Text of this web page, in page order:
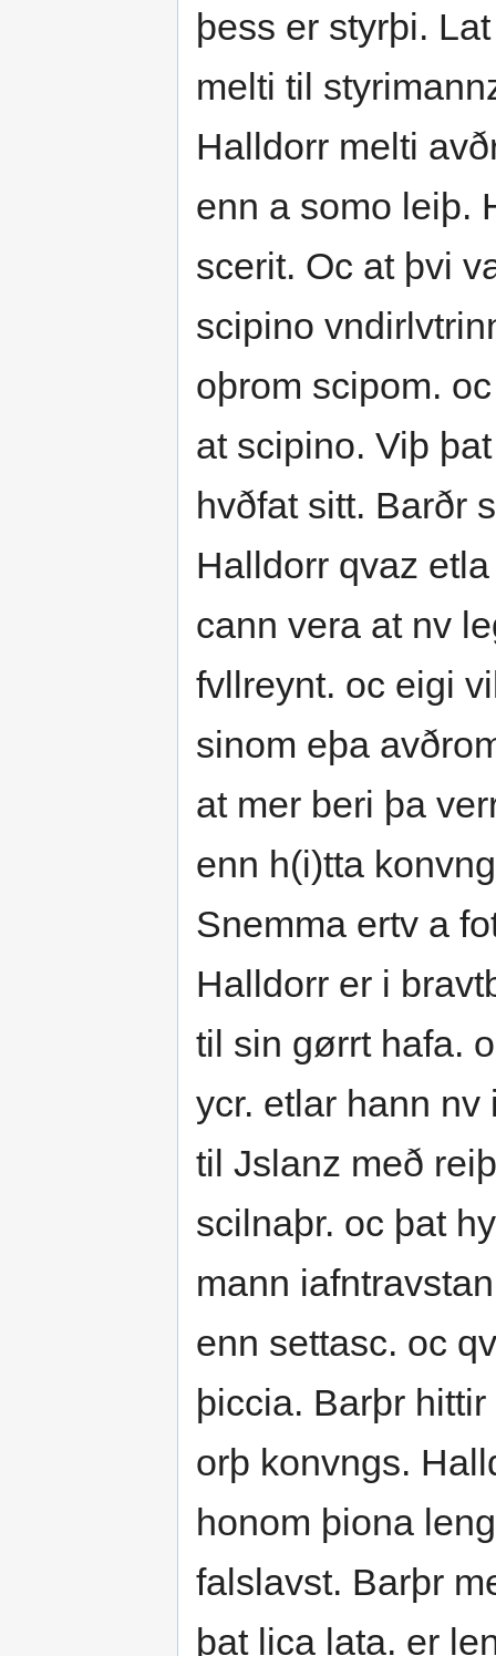
þess er styrþi.
melti til
Halldorr melti
enn a somo leiþ.
scerit. Oc at þvi
scipino
oþrom scipom.
at scipino. Viþ
hvðfat sitt. Barðr
Halldorr qvaz
cann vera at nv
fvllreynt. oc eigi
sinom eþa
at mer beri þa
enn h(i)tta
Snemma ertv a
Halldorr er i
til sin gørrt hafa.
ycr. etlar hann nv
til Jslanz með
scilnaþr. oc þat
mann
enn settasc. oc
þiccia. Barþr
orþ konvngs.
honom þiona
falslavst. Barþr
þat lica lata. er